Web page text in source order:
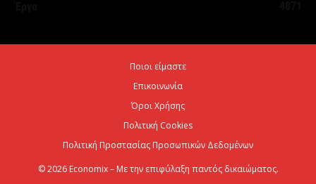
Coca-Cola HBC: Αύξηση 9,6% στα έσοδα από
πωλήσεις το πρώτο εξάμηνο του 2026
Χρίστος Δήμας: Προχωρoύν δύο πολύ σημαντικά
αρδευτικά έργα σε Νεστόριο και Σελλάνα
5 Αυγούστου 2026
Ποιοι είμαστε
Επικοινωνία
Όροι Χρήσης
Πολιτική Cookies
Πολιτική Προστασίας Προσωπικών Δεδομένων
© 2026 Economix – Με την επιφύλαξη παντός δικαιώματος.